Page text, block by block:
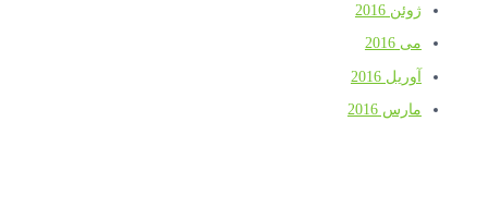
ژوئن 2016
می 2016
آوریل 2016
مارس 2016